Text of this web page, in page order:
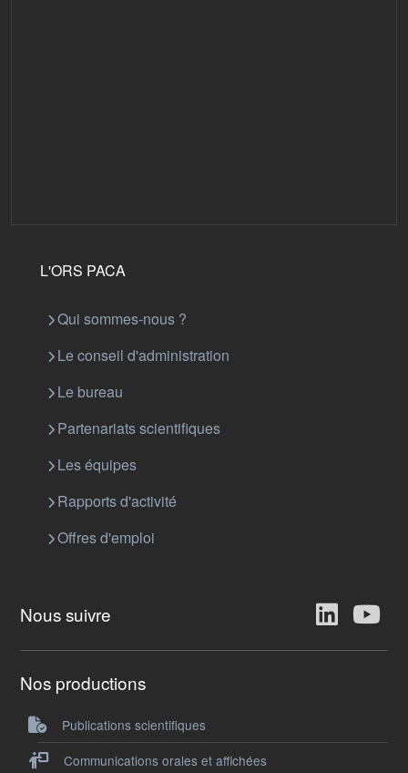
L'ORS PACA
Qui sommes-nous ?
Le conseil d'administration
Le bureau
Partenariats scientifiques
Les équipes
Rapports d'activité
Offres d'emploi
Nous suivre
Nos productions
Publications scientifiques
Communications orales et affichées